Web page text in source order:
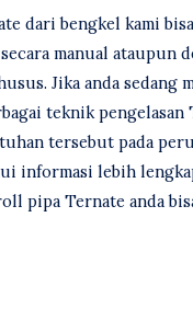
dari bengkel kami
manual ataupun
Jika anda sedang
teknik pengelasan
tersebut pada
informasi lebih
pipa Ternate anda